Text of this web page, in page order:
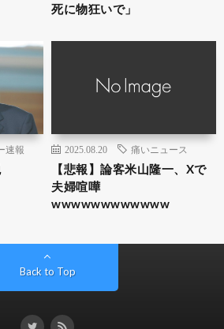
死に物狂いで」
速報 2025.08.20 痛いニュース
【悲報】論客米山隆一、Xで
夫婦喧嘩
wwwwwwwwwwww
Back to Top